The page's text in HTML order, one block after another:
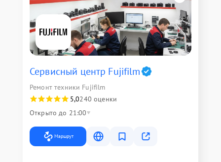
Сервисный центр Fujifilm
Ремонт техники Fujifilm
5,0240 оценки
Открыто до 21:00
Маршрут